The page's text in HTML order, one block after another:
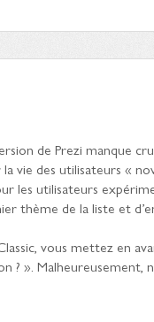
de Prezi manque
vie des utilisateurs «
les utilisateurs
thème de la liste et
vous mettez en
? ». Malheureusement,